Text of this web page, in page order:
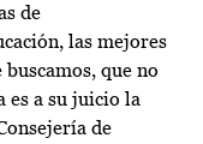
de
las mejores
que no
es a su juicio la
de